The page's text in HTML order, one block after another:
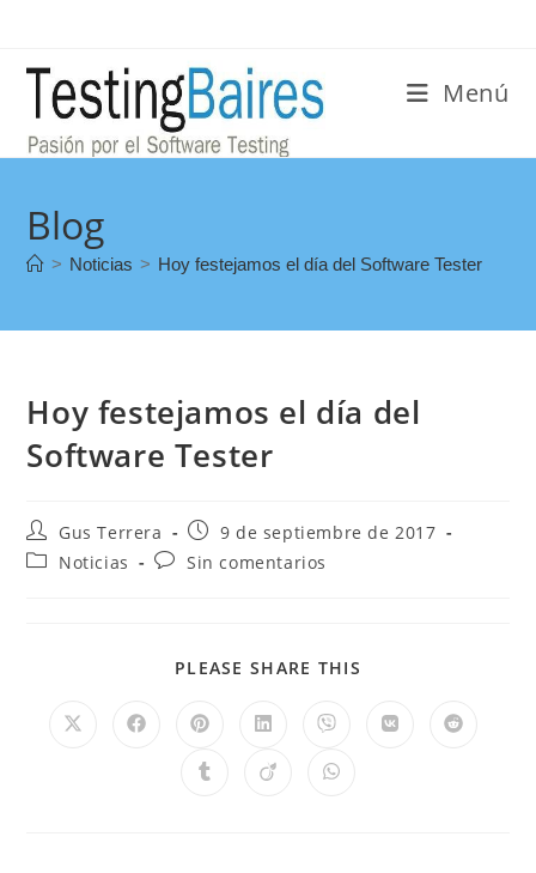
Menú
Blog
> Noticias > Hoy festejamos el día del Software Tester
Hoy festejamos el día del
Software Tester
Gus Terrera
9 de septiembre de 2017
Noticias
Sin comentarios
PLEASE SHARE THIS